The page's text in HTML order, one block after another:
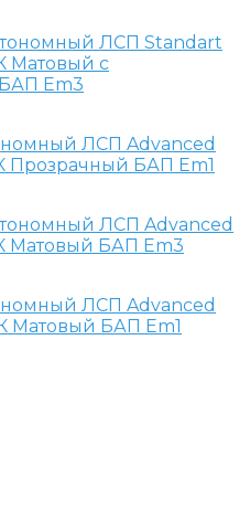
ЛСП Advanced
Прозрачный БАП Em1
ЛСП Advanced
Матовый БАП Em1